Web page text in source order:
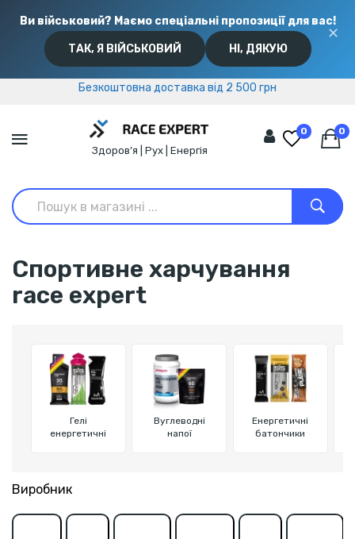
Ви військовий? Маємо спеціальні пропозиції для вас!
ТАК, Я ВІЙСЬКОВИЙ НІ, ДЯКУЮ
✕
Безкоштовна доставка від 2 500 грн
Безкоштовна доставка від 2 500 грн
Здоров’я | Рух | Енергія
0 0
Спортивне харчування
race expert
Гелі
енергетичні
Вуглеводні
напої
Енергетичні
батончики
Виробник